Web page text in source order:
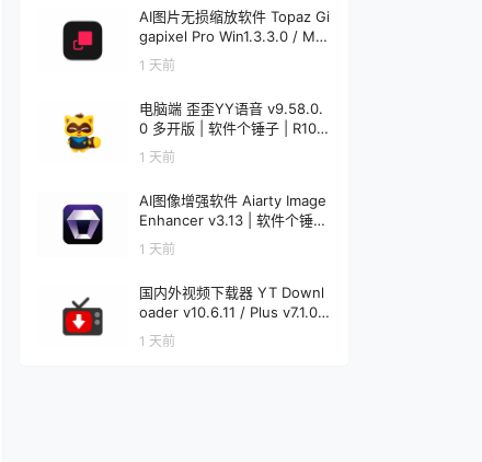
AI图片无损缩放软件 Topaz Gi
gapixel Pro Win1.3.3.0 / Mac
1.0.0 | 软件个锤子 | R4521
1 天前
电脑端 歪歪YY语音 v9.58.0.
0 多开版 | 软件个锤子 | R108
1 天前
AI图像增强软件 Aiarty Image
Enhancer v3.13 | 软件个锤子
| R1848
1 天前
国内外视频下载器 YT Downl
oader v10.6.11 / Plus v7.1.0
Mac v7.1.0 | 软件个锤子 | R12
20
1 天前